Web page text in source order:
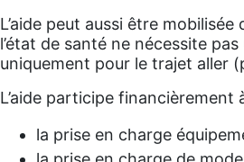
L’aide peut aussi être
l’état de santé ne nécessite
uniquement pour le trajet aller
L’aide participe financièrement
la prise en charge